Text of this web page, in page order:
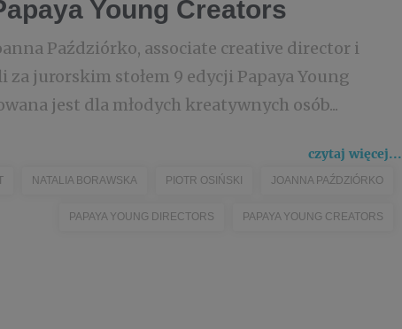
Young Creators
Paździórko, associate creative director i
jurorskim stołem 9 edycji Papaya Young
jest dla młodych kreatywnych osób...
czytaj więcej...
NATALIA BORAWSKA PIOTR OSIŃSKI JOANNA PAŹDZIÓRKO
PAPAYA YOUNG DIRECTORS PAPAYA YOUNG CREATORS